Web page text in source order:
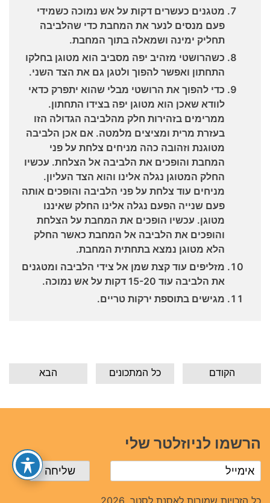
מטגנים כעשרים דקות על אש נמוכה כשמידי
פעם מנסים לנער את המחבת כדי שהלביבה
תחליק ימינה ושמאלה בתוך המחבת.
כשהרושטי מזהיב יפה מסביב הוא מטוגן בחלקו
התחתון ואפשר להפוך ולטגן גם את הצד השני.
כדי להפוך את הרושטי מבלי שהוא יתפרק כדאי
לוודא שאכן הוא מטוגן יפה בצידו התחתון.
ממרימים בזהירות חלק מהלביבה הגדולה הזו
בעזרת מרית ומציצים מלמטה. אם אכן הלביבה
מטוגנת וזהובה כהה מניחים צלחת על פני
המחבת והופכים את הלביבה אל הצלחת. עכשיו
החלק המטוגן נגלה אלינו והוא הצד העליון.
מניחים עוד צלחת על פני הלביבה והופכים אותה
פעם שנייה הפעם נגלה אלינו החלק שאיננו
מטוגן. עכשיו הופכים את המחבת על הצלחת
והופכים את הלביבה אל המחבת כאשר החלק
הלא מטוגן נמצא בתחתית המחבת.
מזליפים עוד קצת שמן אל צידי הלביבה ומטגנים
את הלביבה עוד 15-20 דקות על אש נמוכה.
מגישים בתוספת ירקות טריים.
הבא כל המתכונים הקודם
הרשמו לניוזלטר שלי
כל הזכויות שמורות לאסנת לסטר. 2026.